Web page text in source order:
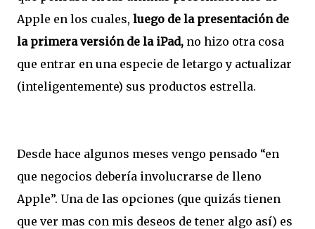
Apple en los cuales, luego de la presentación de
la primera versión de la iPad, no hizo otra cosa
que entrar en una especie de letargo y actualizar
(inteligentemente) sus productos estrella.
Desde hace algunos meses vengo pensado “en
que negocios debería involucrarse de lleno
Apple”. Una de las opciones (que quizás tienen
que ver mas con mis deseos de tener algo así) es